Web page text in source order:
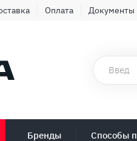
Оплата Документы
Бренды Способы